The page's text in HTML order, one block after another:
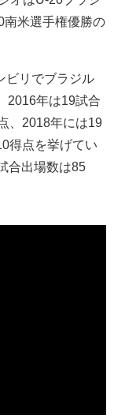
南米選手権優勝の
ビリでブラジル
2016年は19試合
、 2018年には19
得点を挙げてい
合出場数は85